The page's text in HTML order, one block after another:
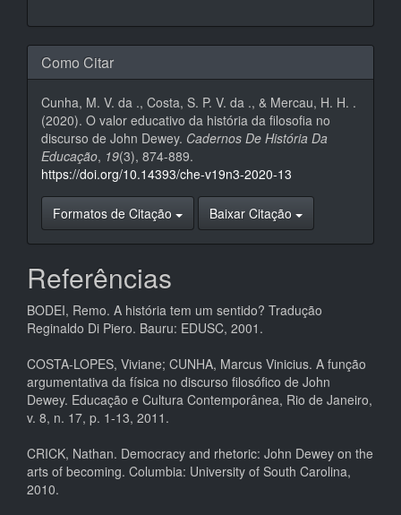
Como Citar
Cunha, M. V. da ., Costa, S. P. V. da ., & Mercau, H. H. .
(2020). O valor educativo da história da filosofia no
discurso de John Dewey. Cadernos De História Da
Educação, 19(3), 874-889.
https://doi.org/10.14393/che-v19n3-2020-13
Formatos de Citação Baixar Citação
Referências
BODEI, Remo. A história tem um sentido? Tradução
Reginaldo Di Piero. Bauru: EDUSC, 2001.
COSTA-LOPES, Viviane; CUNHA, Marcus Vinicius. A função
argumentativa da física no discurso filosófico de John
Dewey. Educação e Cultura Contemporânea, Rio de Janeiro,
v. 8, n. 17, p. 1-13, 2011.
CRICK, Nathan. Democracy and rhetoric: John Dewey on the
arts of becoming. Columbia: University of South Carolina,
2010.